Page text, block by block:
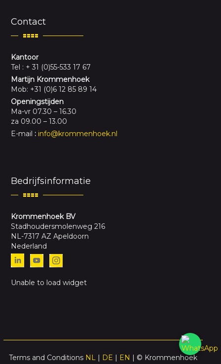
Contact
Kantoor
Tel : + 31 (0)55-533 17 67
Martijn Krommenhoek
Mob: +31 (0)6 12 85 89 14
Openingstijden
Ma-vr 07.30 – 16.30
za 09.00 – 13.00
E-mail : info@krommenhoek.nl
Bedrijfsinformatie
Krommenhoek BV
Stadhoudersmolenweg 216
NL-7317 AZ Apeldoorn
Nederland
Unable to load widget
Terms and Conditions NL | DE | EN | © Krommenhoek